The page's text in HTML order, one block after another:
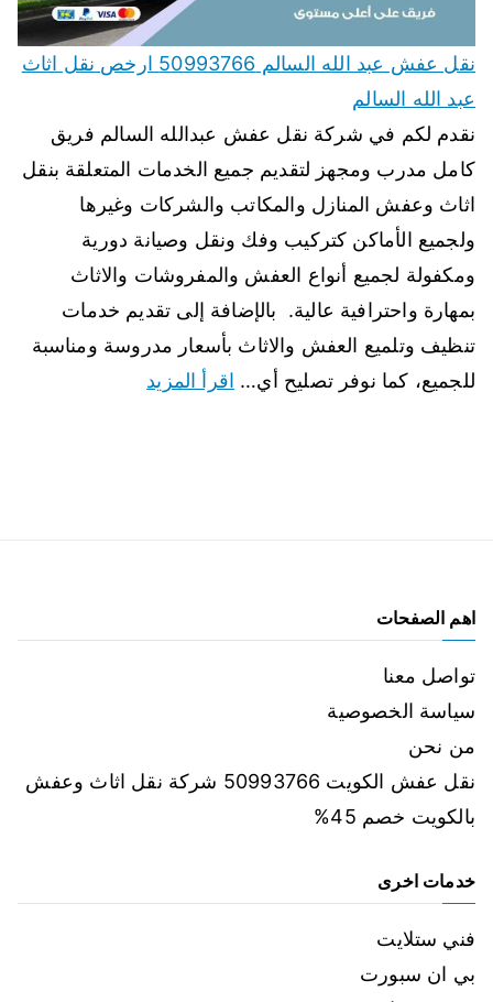
نقل عفش عبد الله السالم 50993766 ارخص نقل اثاث
عبد الله السالم
نقدم لكم في شركة نقل عفش عبدالله السالم فريق
كامل مدرب ومجهز لتقديم جميع الخدمات المتعلقة بنقل
اثاث وعفش المنازل والمكاتب والشركات وغيرها
ولجميع الأماكن كتركيب وفك ونقل وصيانة دورية
ومكفولة لجميع أنواع العفش والمفروشات والاثاث
بمهارة واحترافية عالية. بالإضافة إلى تقديم خدمات
تنظيف وتلميع العفش والاثاث بأسعار مدروسة ومناسبة
للجميع، كما نوفر تصليح أي… اقرأ المزيد
اهم الصفحات
تواصل معنا
سياسة الخصوصية
من نحن
نقل عفش الكويت 50993766 شركة نقل اثاث وعفش
بالكويت خصم 45%
خدمات اخرى
فني ستلايت
بي ان سبورت